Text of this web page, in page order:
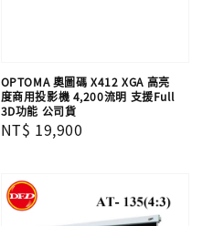
OPTOMA 奧圖碼 X412 XGA 高亮
度商用投影機 4,200流明 支援Full
3D功能 公司貨
Regular
NT$ 19,900